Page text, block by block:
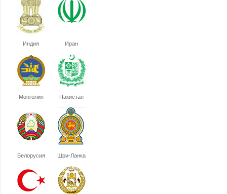
Индия Иран
Монголия Пакистан
Белорусия Шри-Ланка